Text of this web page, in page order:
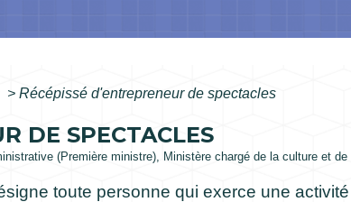
> Récépissé d'entrepreneur de spectacles
DE SPECTACLES
(Première ministre), Ministère chargé de la culture et
toute personne qui exerce une